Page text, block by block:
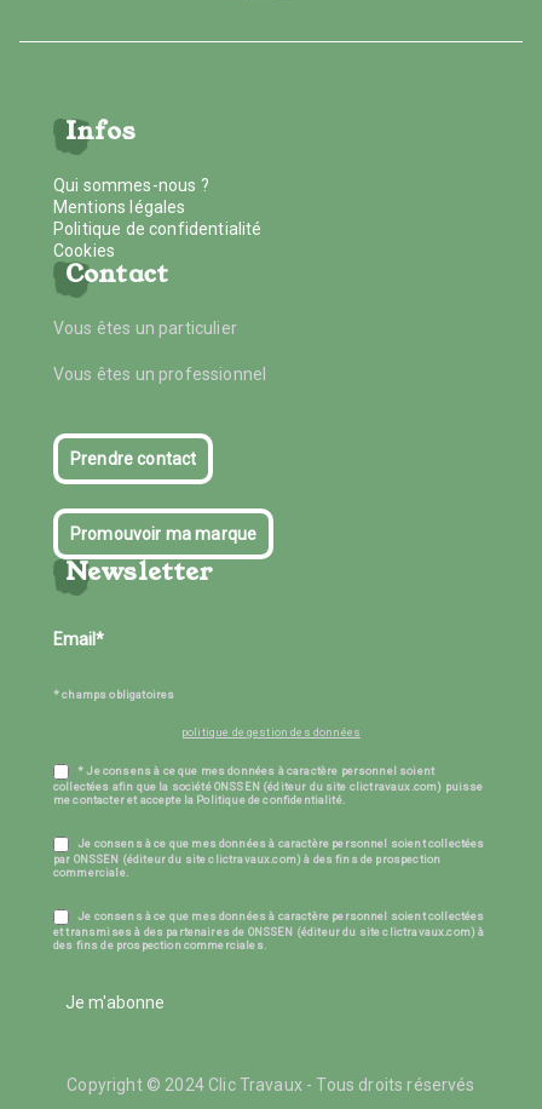
Infos
Qui sommes-nous ?
Mentions légales
Politique de confidentialité
Cookies
Contact
Vous êtes un particulier
Vous êtes un professionnel
Prendre contact
Promouvoir ma marque
Newsletter
* champs obligatoires
politique de gestion des données
* Je consens à ce que mes données à caractère personnel soient
collectées afin que la société ONSSEN (éditeur du site clictravaux.com) puisse
me contacter et accepte la Politique de confidentialité.
Je consens à ce que mes données à caractère personnel soient collectées
par ONSSEN (éditeur du site clictravaux.com) à des fins de prospection
commerciale.
Je consens à ce que mes données à caractère personnel soient collectées
et transmises à des partenaires de ONSSEN (éditeur du site clictravaux.com) à
des fins de prospection commerciales.
Je m'abonne
Copyright © 2024 Clic Travaux - Tous droits réservés